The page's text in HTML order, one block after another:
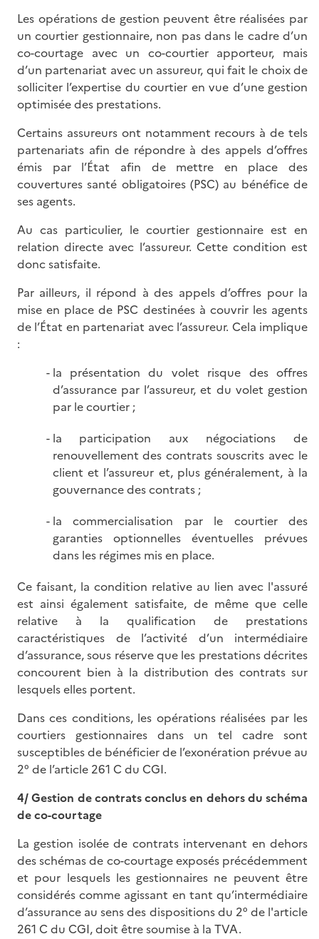
Les opérations de gestion peuvent être réalisées par
un courtier gestionnaire, non pas dans le cadre d’un
co-courtage avec un co-courtier apporteur, mais
d’un partenariat avec un assureur, qui fait le choix de
solliciter l’expertise du courtier en vue d’une gestion
optimisée des prestations.
Certains assureurs ont notamment recours à de tels
partenariats afin de répondre à des appels d’offres
émis par l’État afin de mettre en place des
couvertures santé obligatoires (PSC) au bénéfice de
ses agents.
Au cas particulier, le courtier gestionnaire est en
relation directe avec l’assureur. Cette condition est
donc satisfaite.
Par ailleurs, il répond à des appels d’offres pour la
mise en place de PSC destinées à couvrir les agents
de l’État en partenariat avec l’assureur. Cela implique
:
la présentation du volet risque des offres
d’assurance par l’assureur, et du volet gestion
par le courtier ;
la participation aux négociations de
renouvellement des contrats souscrits avec le
client et l’assureur et, plus généralement, à la
gouvernance des contrats ;
la commercialisation par le courtier des
garanties optionnelles éventuelles prévues
dans les régimes mis en place.
Ce faisant, la condition relative au lien avec l'assuré
est ainsi également satisfaite, de même que celle
relative à la qualification de prestations
caractéristiques de l’activité d’un intermédiaire
d’assurance, sous réserve que les prestations décrites
concourent bien à la distribution des contrats sur
lesquels elles portent.
Dans ces conditions, les opérations réalisées par les
courtiers gestionnaires dans un tel cadre sont
susceptibles de bénéficier de l’exonération prévue au
2° de l’article 261 C du CGI.
4/ Gestion de contrats conclus en dehors du schéma
de co-courtage
La gestion isolée de contrats intervenant en dehors
des schémas de co-courtage exposés précédemment
et pour lesquels les gestionnaires ne peuvent être
considérés comme agissant en tant qu’intermédiaire
d’assurance au sens des dispositions du 2° de l'article
261 C du CGI, doit être soumise à la TVA.